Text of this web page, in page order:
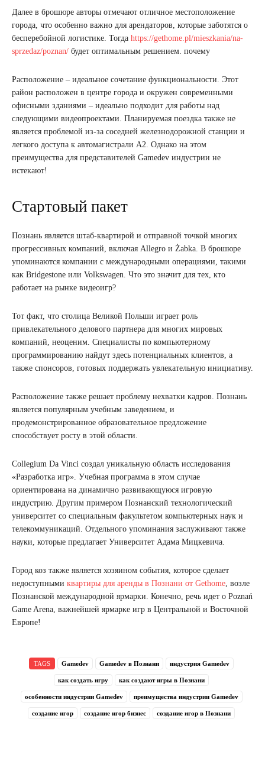
Далее в брошюре авторы отмечают отличное местоположение
города, что особенно важно для арендаторов, которые заботятся о
бесперебойной логистике. Тогда https://gethome.pl/mieszkania/na-
sprzedaz/poznan/ будет оптимальным решением. почему
Расположение – идеальное сочетание функциональности. Этот
район расположен в центре города и окружен современными
офисными зданиями – идеально подходит для работы над
следующими видеопроектами. Планируемая поездка также не
является проблемой из-за соседней железнодорожной станции и
легкого доступа к автомагистрали А2. Однако на этом
преимущества для представителей Gamedev индустрии не
истекают!
Стартовый пакет
Познань является штаб-квартирой и отправной точкой многих
прогрессивных компаний, включая Allegro и Żabka. В брошюре
упоминаются компании с международными операциями, такими
как Bridgestone или Volkswagen. Что это значит для тех, кто
работает на рынке видеоигр?
Тот факт, что столица Великой Польши играет роль
привлекательного делового партнера для многих мировых
компаний, неоценим. Специалисты по компьютерному
программированию найдут здесь потенциальных клиентов, а
также спонсоров, готовых поддержать увлекательную инициативу.
Расположение также решает проблему нехватки кадров. Познань
является популярным учебным заведением, и
продемонстрированное образовательное предложение
способствует росту в этой области.
Collegium Da Vinci создал уникальную область исследования
«Разработка игр». Учебная программа в этом случае
ориентирована на динамично развивающуюся игровую
индустрию. Другим примером Познанский технологический
университет со специальным факультетом компьютерных наук и
телекоммуникаций. Отдельного упоминания заслуживают также
науки, которые предлагает Университет Адама Мицкевича.
Город коз также является хозяином события, которое сделает
недоступными квартиры для аренды в Познани от Gethome, возле
Познанской международной ярмарки. Конечно, речь идет о Poznań
Game Arena, важнейшей ярмарке игр в Центральной и Восточной
Европе!
TAGS Gamedev Gamedev в Познани индустрия Gamedev
как создать игру как создают игры в Познани
особенности индустрии Gamedev преимущества индустрии Gamedev
создание игор создание игор бизнес создание игор в Познани